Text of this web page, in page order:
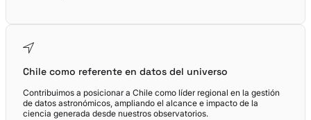
Chile como referente en datos del universo
Contribuimos a posicionar a Chile como líder regional en la gestión
de datos astronómicos, ampliando el alcance e impacto de la
ciencia generada desde nuestros observatorios.